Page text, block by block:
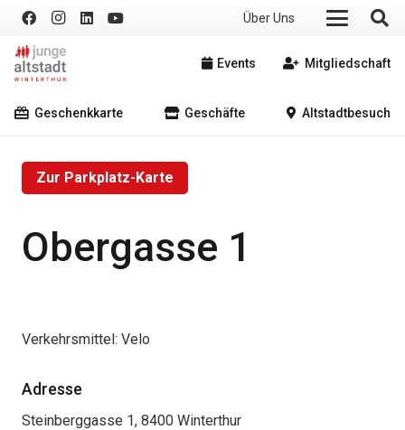
Über Uns
Events Mitgliedschaft
Geschenkkarte Geschäfte Altstadtbesuch
Zur Parkplatz-Karte
Obergasse 1
Verkehrsmittel: Velo
Adresse
Steinberggasse 1, 8400 Winterthur